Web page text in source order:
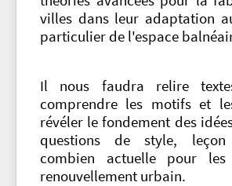
villes dans leur adaptation
particulier de l'espace
Il nous faudra relire
comprendre les motifs et
révéler le fondement des
questions de style,
combien actuelle pour
renouvellement urbain.